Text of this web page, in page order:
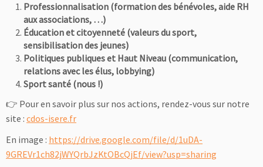
Professionnalisation (formation des bénévoles, aide RH
aux associations, …)
Éducation et citoyenneté (valeurs du sport,
sensibilisation des jeunes)
Politiques publiques et Haut Niveau (communication,
relations avec les élus, lobbying)
Sport santé (nous !)
👉 Pour en savoir plus sur nos actions, rendez-vous sur notre
site : cdos-isere.fr
En image : https://drive.google.com/file/d/1uDA-
9GREVr1ch82jWYQrbJzKtOBcQjEf/view?usp=sharing